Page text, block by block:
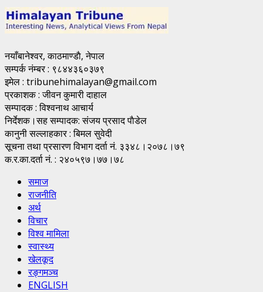
नयाँबानेश्वर, काठमाण्डाै, नेपाल
सम्पर्क नंम्बर : ९८४४३६०३७९
इमेल : tribunehimalayan@gmail.com
प्रकाशक : जीवन कुमारी दाहाल
सम्पादक : विश्वनाथ आचार्य
निर्देशक।सह सम्पादक: संजय प्रसाद पाैडेल
कानुनी सल्लाहकार : बिमल सुवेदी
सूचना तथा प्रसारण विभाग दर्ता नं. ३३४८।२०७८।७९
क.र.का.दर्ता नं. : २४०५९७।७७।७८
समाज
राजनीति
अर्थ
विचार
विश्व मामिला
स्वास्थ्य
खेलकूद
रङ्गमञ्च
ENGLISH